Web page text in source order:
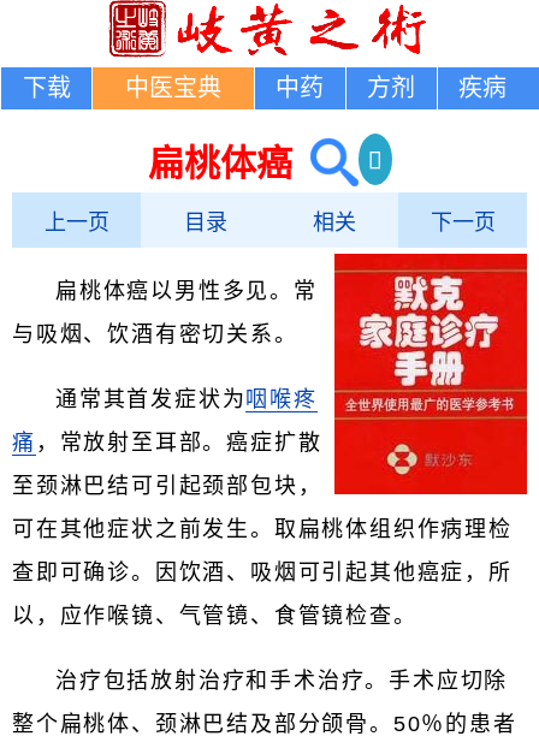
下载 中医宝典 中药 方剂 疾病
扁桃体癌
上一页 目录 相关 下一页
扁桃体癌以男性多见。常
与吸烟、饮酒有密切关系。
通常其首发症状为咽喉疼
痛 ，常放射至耳部。癌症扩散
至颈淋巴结可引起颈部包块，
可在其他症状之前发生。取扁桃体组织作病理检
查即可确诊。因饮酒、吸烟可引起其他癌症，所
以，应作喉镜、气管镜、食管镜检查。
治疗包括放射治疗和手术治疗。手术应切除
整个扁桃体、颈淋巴结及部分颌骨。50％的患者